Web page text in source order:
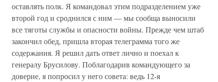
оставлять полк. Я командовал этим подразделением уже
второй год и сроднился с ним — мы сообща выносили
все тяготы службы и опасности войны. Прежде чем штаб
закончил обед, пришла вторая телеграмма того же
содержания. Я решил дать ответ лично и поехал к
генералу Брусилову. Поблагодарив командующего за
доверие, я попросил у него совета: ведь 12-я